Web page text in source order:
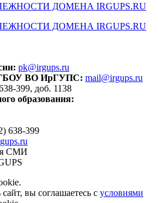
ДОМЕНА IRGUPS.RU
ДОМЕНА IRGUPS.RU
pk@irgups.ru
ВО ИрГУПС: mail@irgups.ru
399, доб. 1138
образования:
638-399
СМИ
вы соглашаетесь с условиями